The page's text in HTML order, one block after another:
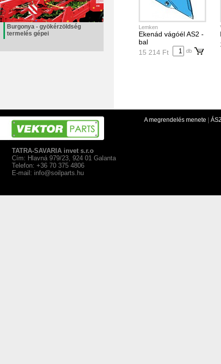
Burgonya - gyökérzöldség
termelés gépei
Lemken
Ekenád vágóél AS2 -
bal
15 214 Ft
db
TATRA-SAVARIA invet s.r.o
Cím: Hlavná 979/23, 924 01 Galanta
Telefon: +36 70 375 4806
E-mail: info@soilparts.hu
A megrendelés menete